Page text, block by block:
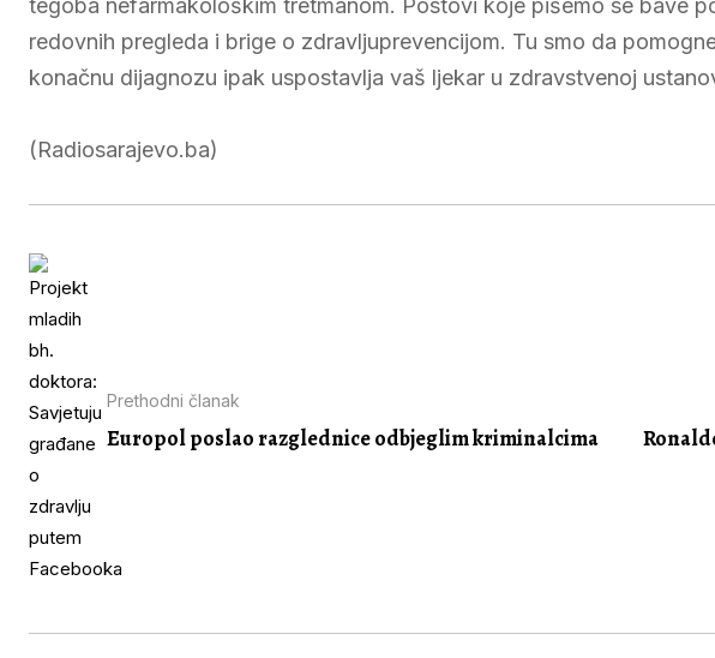
tegoba nefarmakološkim tretmanom. Postovi koje pišemo se bave
redovnih pregleda i brige o zdravljuprevencijom. Tu smo da
konačnu dijagnozu ipak uspostavlja vaš ljekar u zdravstvenoj
(Radiosarajevo.ba)
Prethodni članak
Europol poslao razglednice odbjeglim kriminalcima